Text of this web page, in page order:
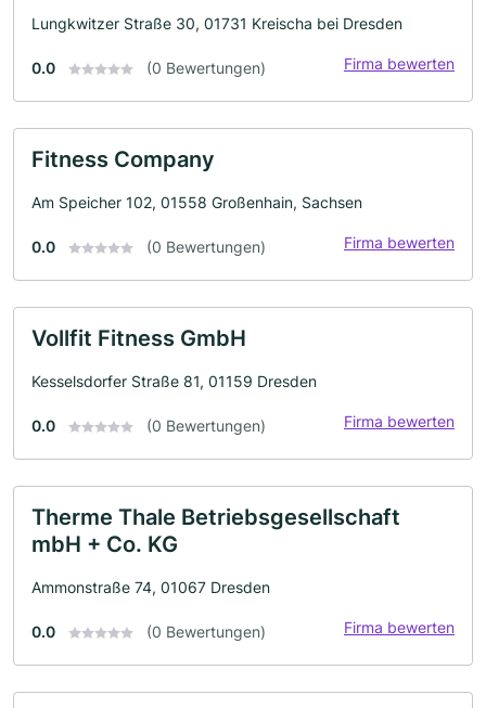
Lungkwitzer Straße 30, 01731 Kreischa bei Dresden
0.0 (0 Bewertungen) Firma bewerten
Fitness Company
Am Speicher 102, 01558 Großenhain, Sachsen
0.0 (0 Bewertungen) Firma bewerten
Vollfit Fitness GmbH
Kesselsdorfer Straße 81, 01159 Dresden
0.0 (0 Bewertungen) Firma bewerten
Therme Thale Betriebsgesellschaft
mbH + Co. KG
Ammonstraße 74, 01067 Dresden
0.0 (0 Bewertungen) Firma bewerten